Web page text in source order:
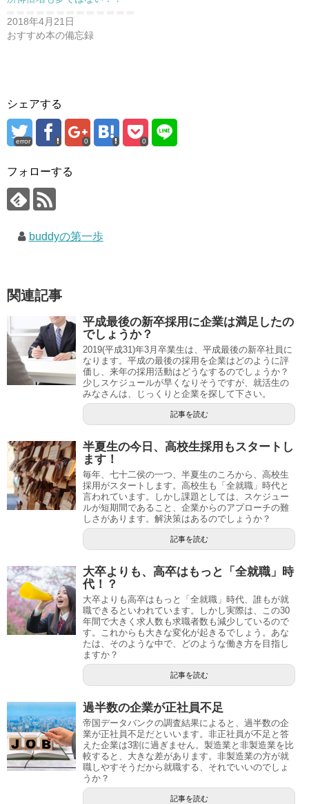
2018年4月21日
おすすめ本の備忘録
シェアする
error 0 0
フォローする
buddyの第一歩
関連記事
平成最後の新卒採用に企業は満足したの
でしょうか？
2019(平成31)年3月卒業生は、平成最後の新卒社員に
なります。平成の最後の採用を企業はどのように評
価し、来年の採用活動はどうなするのでしょうか？
少しスケジュールが早くなりそうですが、就活生の
みなさんは、じっくりと企業を探して下さい。
記事を読む
半夏生の今日、高校生採用もスタートし
ます！
毎年、七十二侯の一つ、半夏生のころから、高校生
採用がスタートします。高校生も「全就職」時代と
言われています。しかし課題としては、スケジュー
ルが短期間であること、企業からのアプローチの難
しさがあります。解決策はあるのでしょうか？
記事を読む
大卒よりも、高卒はもっと「全就職」時
代！？
大卒よりも高卒はもっと「全就職」時代、誰もが就
職できるといわれています。しかし実際は、この30
年間で大きく求人数も求職者数も減少しているので
す。これからも大きな変化が起きるでしょう。あな
たは、そのような中で、どのような働き方を目指し
ますか？
記事を読む
過半数の企業が正社員不足
帝国データバンクの調査結果によると、過半数の企
業が正社員不足だといいます。非正社員が不足と答
えた企業は3割に過ぎません。製造業と非製造業を比
較すると、大きな差があります。非製造業の方が就
職しやすそうだから就職する、それでいいのでしょ
うか？
記事を読む